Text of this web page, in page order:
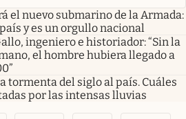
el nuevo submarino de la Armada:
y es un orgullo nacional
ingeniero e historiador: “Sin la
el hombre hubiera llegado a
tormenta del siglo al país. Cuáles
por las intensas lluvias